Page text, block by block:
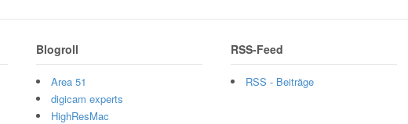
Blogroll
Area 51
digicam experts
HighResMac
RSS-Feed
RSS - Beiträge